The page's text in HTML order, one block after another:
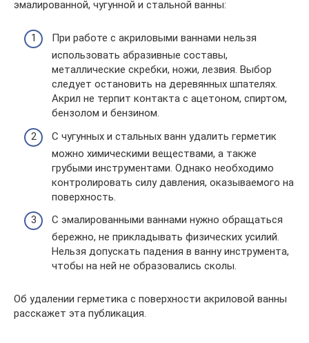
эмалированной, чугунной и стальной ванны:
При работе с акриловыми ваннами нельзя
использовать абразивные составы,
металлические скребки, ножи, лезвия. Выбор
следует остановить на деревянных шпателях.
Акрил не терпит контакта с ацетоном, спиртом,
бензолом и бензином.
С чугунных и стальных ванн удалить герметик
можно химическими веществами, а также
грубыми инструментами. Однако необходимо
контролировать силу давления, оказываемого на
поверхность.
С эмалированными ваннами нужно обращаться
бережно, не прикладывать физических усилий.
Нельзя допускать падения в ванну инструмента,
чтобы на ней не образовались сколы.
Об удалении герметика с поверхности акриловой ванны
расскажет эта публикация.